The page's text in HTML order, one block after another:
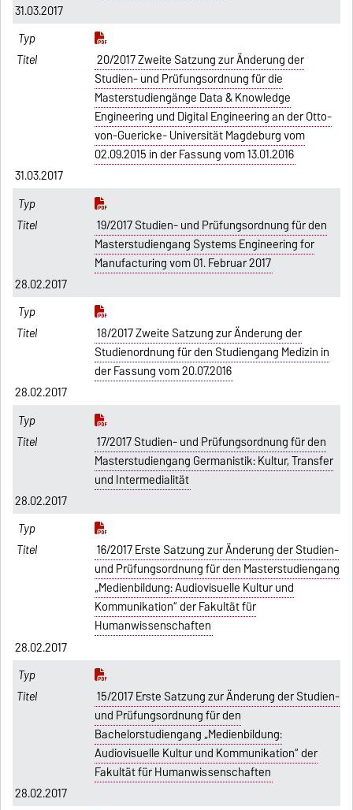
31.03.2017
20/2017 Zweite Satzung zur Änderung der
Studien- und Prüfungsordnung für die
Masterstudiengänge Data & Knowledge
Engineering und Digital Engineering an der Otto-
von-Guericke- Universität Magdeburg vom
02.09.2015 in der Fassung vom 13.01.2016
31.03.2017
19/2017 Studien- und Prüfungsordnung für den
Masterstudiengang Systems Engineering for
Manufacturing vom 01. Februar 2017
28.02.2017
18/2017 Zweite Satzung zur Änderung der
Studienordnung für den Studiengang Medizin in
der Fassung vom 20.07.2016
28.02.2017
17/2017 Studien- und Prüfungsordnung für den
Masterstudiengang Germanistik: Kultur, Transfer
und Intermedialität
28.02.2017
16/2017 Erste Satzung zur Änderung der Studien-
und Prüfungsordnung für den Masterstudiengang
„Medienbildung: Audiovisuelle Kultur und
Kommunikation“ der Fakultät für
Humanwissenschaften
28.02.2017
15/2017 Erste Satzung zur Änderung der Studien-
und Prüfungsordnung für den
Bachelorstudiengang „Medienbildung:
Audiovisuelle Kultur und Kommunikation“ der
Fakultät für Humanwissenschaften
28.02.2017